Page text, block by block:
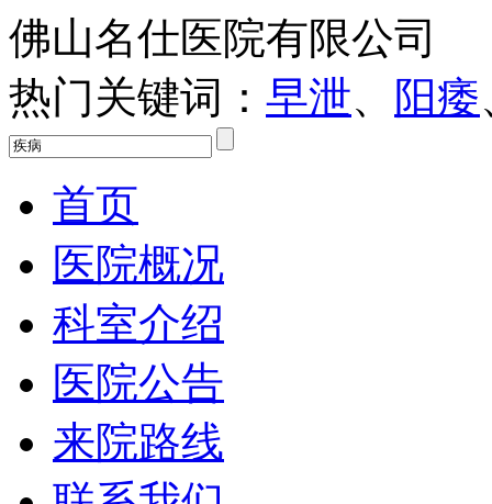
佛山名仕医院有限公司
热门关键词： 早泄、 阳痿
首页
医院概况
科室介绍
医院公告
来院路线